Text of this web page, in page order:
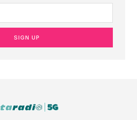
SIGN UP